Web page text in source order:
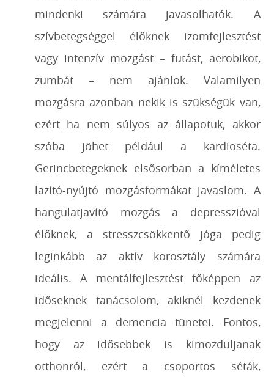
mindenki számára javasolhatók. A
szívbetegséggel élőknek izomfejlesztést
vagy intenzív mozgást – futást, aerobikot,
zumbát – nem ajánlok. Valamilyen
mozgásra azonban nekik is szükségük van,
ezért ha nem súlyos az állapotuk, akkor
szóba jöhet például a kardioséta.
Gerincbetegeknek elsősorban a kíméletes
lazító-nyújtó mozgásformákat javaslom. A
hangulatjavító mozgás a depresszióval
élőknek, a stresszcsökkentő jóga pedig
leginkább az aktív korosztály számára
ideális. A mentálfejlesztést főképpen az
időseknek tanácsolom, akiknél kezdenek
megjelenni a demencia tünetei. Fontos,
hogy az idősebbek is kimozduljanak
otthonról, ezért a csoportos séták,